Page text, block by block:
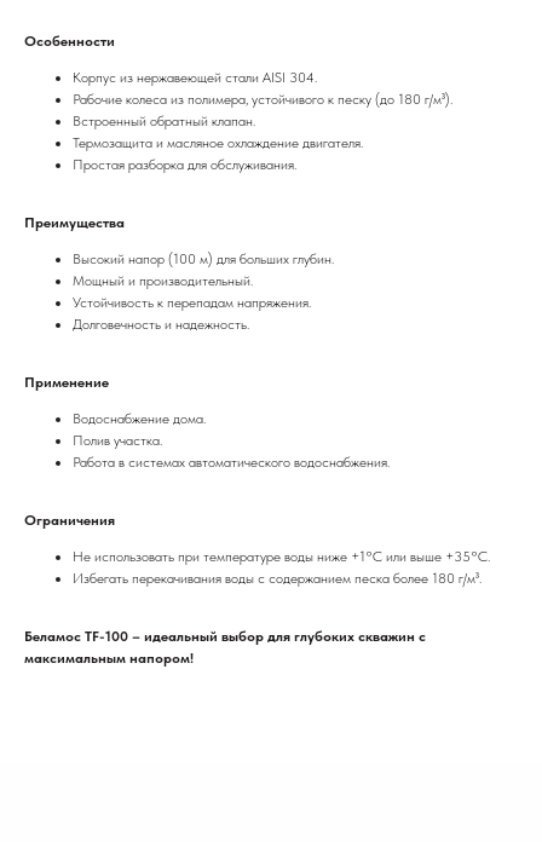
Особенности
Корпус из нержавеющей стали AISI 304.
Рабочие колеса из полимера, устойчивого к песку (до 180 г/м³).
Встроенный обратный клапан.
Термозащита и масляное охлаждение двигателя.
Простая разборка для обслуживания.
Преимущества
Высокий напор (100 м) для больших глубин.
Мощный и производительный.
Устойчивость к перепадам напряжения.
Долговечность и надежность.
Применение
Водоснабжение дома.
Полив участка.
Работа в системах автоматического водоснабжения.
Ограничения
Не использовать при температуре воды ниже +1°C или выше +35°C.
Избегать перекачивания воды с содержанием песка более 180 г/м³.
Беламос TF-100 – идеальный выбор для глубоких скважин с
максимальным напором!